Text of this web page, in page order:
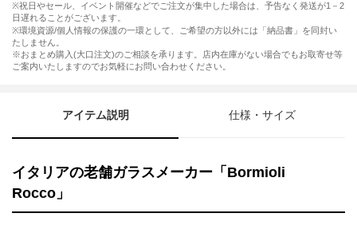
※祝日やセール、イベント開催などでご注文が集中した場合は、予告なく発送が1－2
日遅れることがございます。
※環境資源/個人情報の保護の一環として、ご希望の方以外には「納品書」を同封い
たしません。
※おまとめ購入(大口注文)のご相談を承ります。店内在庫がない場合でもお取寄せ等
ご案内いたしますのでお気軽にお問い合わせください。
アイテム説明 仕様・サイズ
イタリアの老舗ガラスメーカー「Bormioli
Rocco」